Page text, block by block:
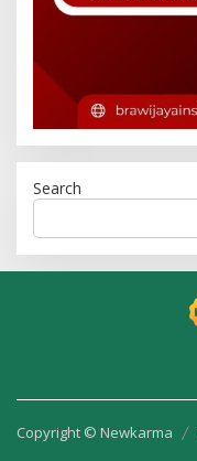
Search
Copyright © Newkarma